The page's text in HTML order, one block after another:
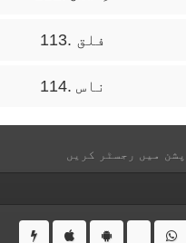
113. فلق
114. ناس
میں رجسٹر کریں